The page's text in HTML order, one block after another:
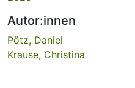
Autor:innen
Pötz, Daniel
Krause, Christina